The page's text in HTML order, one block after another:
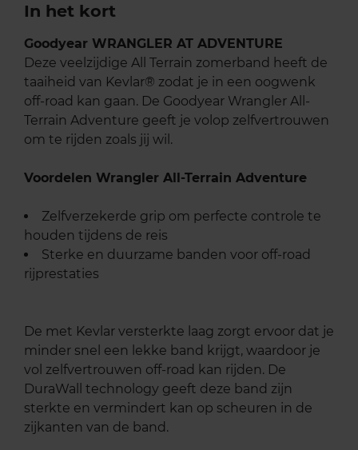
In het kort
Goodyear WRANGLER AT ADVENTURE
Deze veelzijdige All Terrain zomerband heeft de
taaiheid van Kevlar® zodat je in een oogwenk
off-road kan gaan. De Goodyear Wrangler All-
Terrain Adventure geeft je volop zelfvertrouwen
om te rijden zoals jij wil.
Voordelen Wrangler All-Terrain Adventure
Zelfverzekerde grip om perfecte controle te
houden tijdens de reis
Sterke en duurzame banden voor off-road
rijprestaties
De met Kevlar versterkte laag zorgt ervoor dat je
minder snel een lekke band krijgt, waardoor je
vol zelfvertrouwen off-road kan rijden. De
DuraWall technology geeft deze band zijn
sterkte en vermindert kan op scheuren in de
zijkanten van de band.